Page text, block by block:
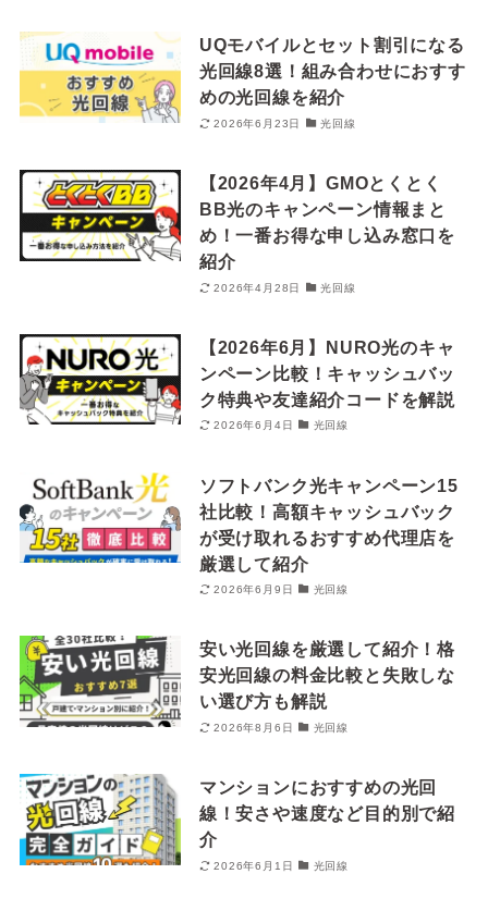
UQモバイルとセット割引になる
光回線8選！組み合わせにおすす
めの光回線を紹介
2026年6月23日 光回線
【2026年4月】GMOとくとく
BB光のキャンペーン情報まと
め！一番お得な申し込み窓口を
紹介
2026年4月28日 光回線
【2026年6月】NURO光のキャ
ンペーン比較！キャッシュバッ
ク特典や友達紹介コードを解説
2026年6月4日 光回線
ソフトバンク光キャンペーン15
社比較！高額キャッシュバック
が受け取れるおすすめ代理店を
厳選して紹介
2026年6月9日 光回線
安い光回線を厳選して紹介！格
安光回線の料金比較と失敗しな
い選び方も解説
2026年8月6日 光回線
マンションにおすすめの光回
線！安さや速度など目的別で紹
介
2026年6月1日 光回線